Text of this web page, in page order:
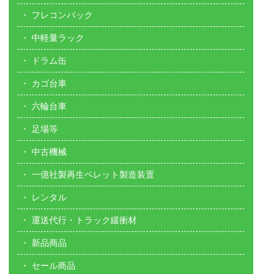
フレコンバック
中軽量ラック
ドラム缶
カゴ台車
六輪台車
足場等
中古機械
一億社製再生ペレット製造装置
レンタル
運送代行・トラック緩衝材
新品商品
セール商品